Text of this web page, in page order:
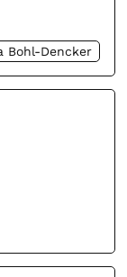
Bohl-Dencker